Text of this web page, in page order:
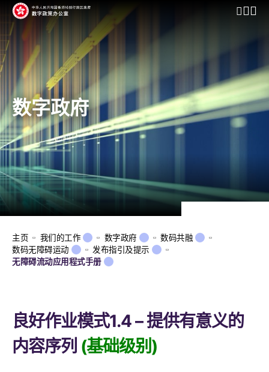
开启行
数字政府
主页 我们的工作 数字政府
数码共融
数码无障碍运动
发布指引及提示
无障碍流动应用程式手册
良好作业模式1.4 – 提供有意义的
内容序列 (基础级别)